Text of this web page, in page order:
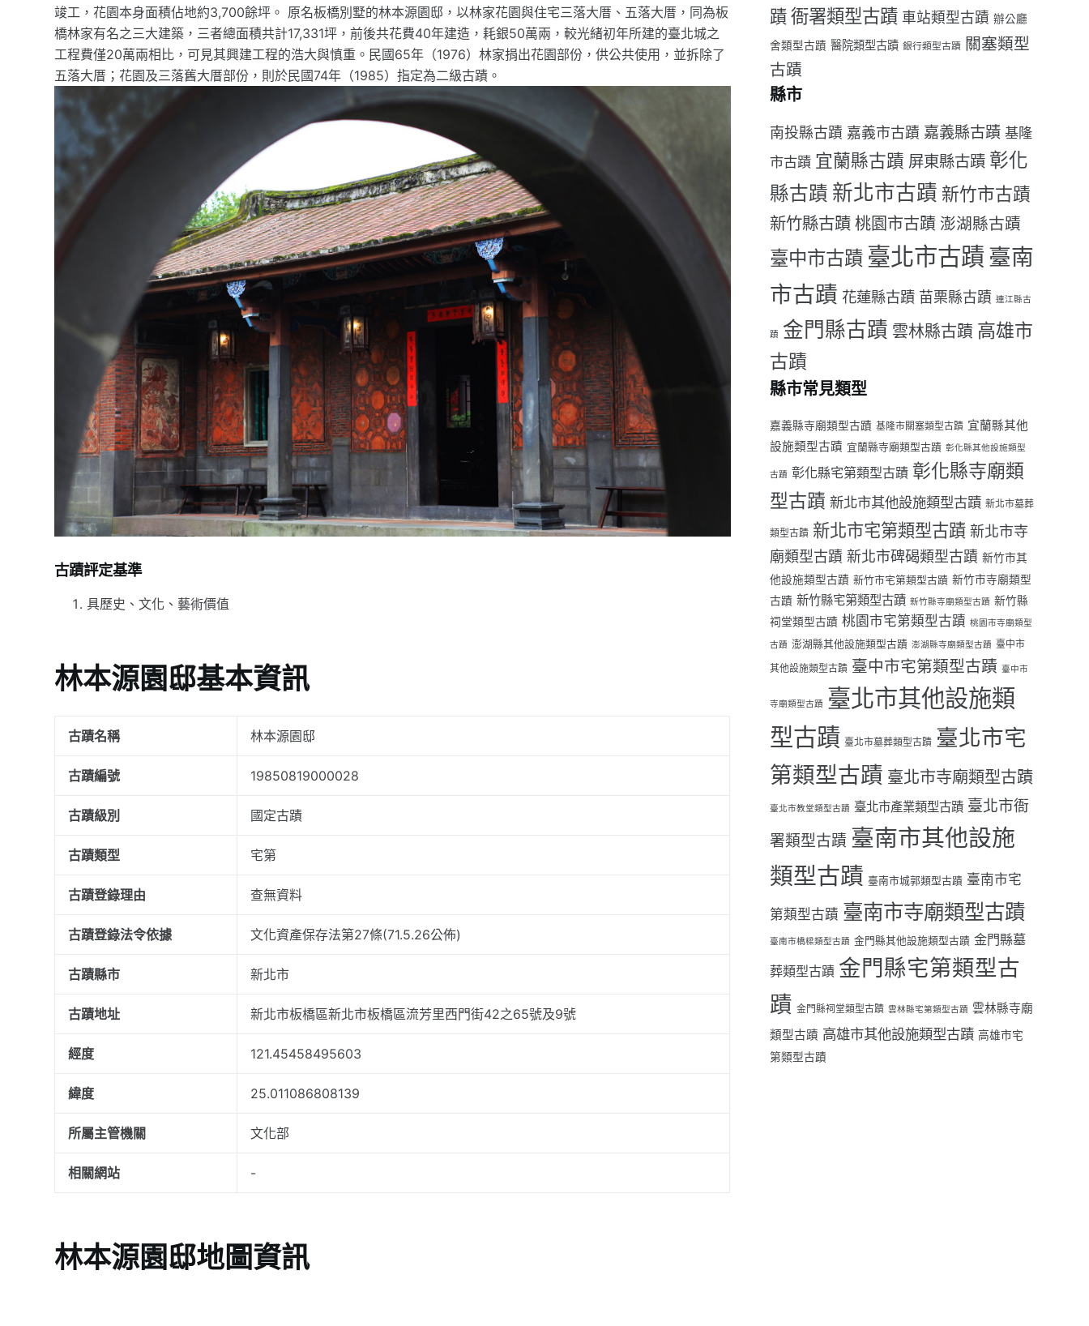
竣工，花園本身面積佔地約3,700餘坪。 原名板橋別墅的林本源園邸，以林家花園與住宅三落大厝、五落大厝，同為板
橋林家有名之三大建築，三者總面積共計17,331坪，前後共花費40年建造，耗銀50萬兩，較光緒初年所建的臺北城之
工程費僅20萬兩相比，可見其興建工程的浩大與慎重。民國65年（1976）林家捐出花園部份，供公共使用，並拆除了
五落大厝；花園及三落舊大厝部份，則於民國74年（1985）指定為二級古蹟。
古蹟評定基準
具歷史、文化、藝術價值
林本源園邸基本資訊
古蹟名稱 林本源園邸
古蹟編號 19850819000028
古蹟級別 國定古蹟
古蹟類型 宅第
古蹟登錄理由 查無資料
古蹟登錄法令依據 文化資產保存法第27條(71.5.26公佈)
古蹟縣市 新北市
古蹟地址 新北市板橋區新北市板橋區流芳里西門街42之65號及9號
經度 121.45458495603
緯度 25.011086808139
所屬主管機關 文化部
相關網站 -
林本源園邸地圖資訊
蹟 衙署類型古蹟 車站類型古蹟 辦公廳
舍類型古蹟 醫院類型古蹟 銀行類型古蹟 關塞類型
古蹟
縣市
南投縣古蹟 嘉義市古蹟 嘉義縣古蹟 基隆
市古蹟 宜蘭縣古蹟 屏東縣古蹟 彰化
縣古蹟 新北市古蹟 新竹市古蹟
新竹縣古蹟 桃園市古蹟 澎湖縣古蹟
臺中市古蹟 臺北市古蹟臺南
市古蹟 花蓮縣古蹟 苗栗縣古蹟 連江縣古
蹟 金門縣古蹟 雲林縣古蹟 高雄市
古蹟
縣市常見類型
嘉義縣寺廟類型古蹟 基隆市關塞類型古蹟 宜蘭縣其他
設施類型古蹟 宜蘭縣寺廟類型古蹟 彰化縣其他設施類型
古蹟 彰化縣宅第類型古蹟 彰化縣寺廟類
型古蹟 新北市其他設施類型古蹟 新北市墓葬
類型古蹟 新北市宅第類型古蹟 新北市寺
廟類型古蹟 新北市碑碣類型古蹟 新竹市其
他設施類型古蹟 新竹市宅第類型古蹟 新竹市寺廟類型
古蹟 新竹縣宅第類型古蹟 新竹縣寺廟類型古蹟 新竹縣
祠堂類型古蹟 桃園市宅第類型古蹟 桃園市寺廟類型
古蹟 澎湖縣其他設施類型古蹟 澎湖縣寺廟類型古蹟 臺中市
其他設施類型古蹟 臺中市宅第類型古蹟 臺中市
寺廟類型古蹟 臺北市其他設施類
型古蹟 臺北市墓葬類型古蹟 臺北市宅
第類型古蹟 臺北市寺廟類型古蹟
臺北市教堂類型古蹟 臺北市產業類型古蹟 臺北市衙
署類型古蹟 臺南市其他設施
類型古蹟 臺南市城郭類型古蹟 臺南市宅
第類型古蹟 臺南市寺廟類型古蹟
臺南市橋樑類型古蹟 金門縣其他設施類型古蹟 金門縣墓
葬類型古蹟 金門縣宅第類型古
蹟 金門縣祠堂類型古蹟 雲林縣宅第類型古蹟 雲林縣寺廟
類型古蹟 高雄市其他設施類型古蹟 高雄市宅
第類型古蹟